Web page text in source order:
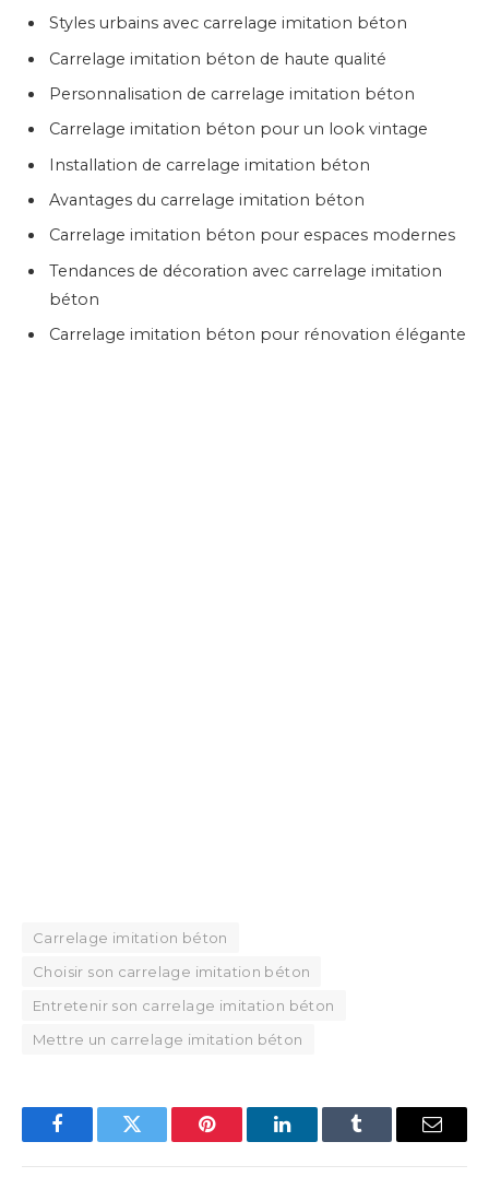
Styles urbains avec carrelage imitation béton
Carrelage imitation béton de haute qualité
Personnalisation de carrelage imitation béton
Carrelage imitation béton pour un look vintage
Installation de carrelage imitation béton
Avantages du carrelage imitation béton
Carrelage imitation béton pour espaces modernes
Tendances de décoration avec carrelage imitation
béton
Carrelage imitation béton pour rénovation élégante
Carrelage imitation béton
Choisir son carrelage imitation béton
Entretenir son carrelage imitation béton
Mettre un carrelage imitation béton
FacebookTwitter Pinterest LinkedInTumblr Email